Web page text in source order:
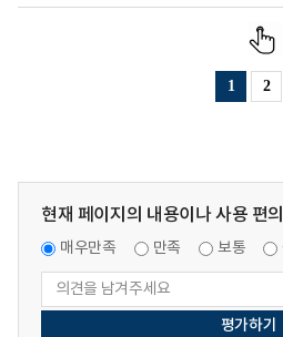
1 2
현재 페이지의 내용이나 사용 편
매우만족 만족 보통